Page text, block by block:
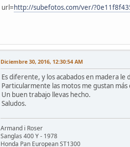
url=http://subefotos.com/ver/
Diciembre 30, 2016, 12:30:54 AM
Es diferente, y los acabados en madera le
Particularmente las motos me gustan
Un buen trabajo llevas hecho.
Saludos.
Armand i Roser
Sanglas 400 Y - 1978
Honda Pan European ST1300